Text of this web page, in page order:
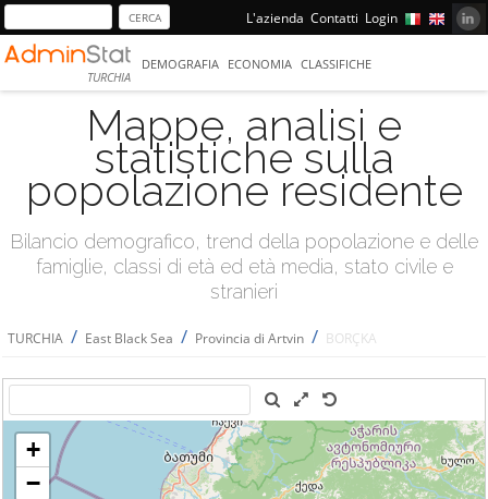
L'azienda Contatti Login
TURCHIA
DEMOGRAFIA ECONOMIA CLASSIFICHE
Mappe, analisi e
statistiche sulla
popolazione residente
Bilancio demografico, trend della popolazione e delle
famiglie, classi di età ed età media, stato civile e
stranieri
TURCHIA / East Black Sea / Provincia di Artvin / BORÇKA